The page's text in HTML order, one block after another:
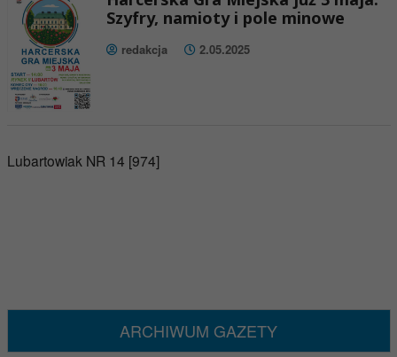
Szyfry, namioty i pole minowe
redakcja 2.05.2025
Lubartowiak NR 14 [974]
ARCHIWUM GAZETY